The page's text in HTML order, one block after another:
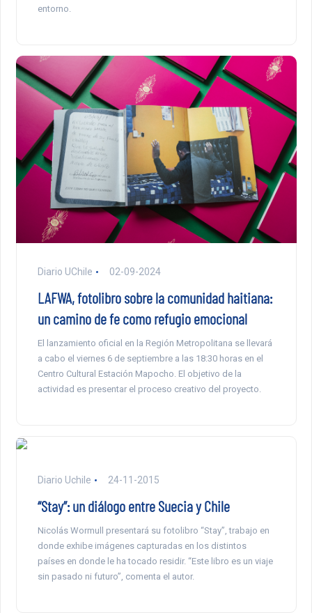
entorno.
Diario UChile 02-09-2024
LAFWA, fotolibro sobre la comunidad haitiana:
un camino de fe como refugio emocional
El lanzamiento oficial en la Región Metropolitana se llevará
a cabo el viernes 6 de septiembre a las 18:30 horas en el
Centro Cultural Estación Mapocho. El objetivo de la
actividad es presentar el proceso creativo del proyecto.
Diario Uchile 24-11-2015
“Stay”: un diálogo entre Suecia y Chile
Nicolás Wormull presentará su fotolibro “Stay”, trabajo en
donde exhibe imágenes capturadas en los distintos
países en donde le ha tocado residir. “Este libro es un viaje
sin pasado ni futuro”, comenta el autor.